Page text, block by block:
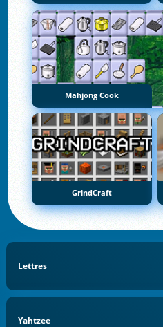
Mahjong Cook
GrindCraft
Lettres
Yahtzee